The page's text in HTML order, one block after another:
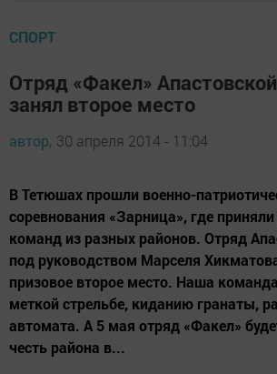
СПОРТ
Отряд «Факел»
занял второе место
автор, 30 апреля 2014 - 11:04
В Тетюшах прошли военно-
соревнования «Зарница», где приняли
команд из разных районов. Отряд
под руководством Марселя
призовое второе место. Наша
меткой стрельбе, киданию гранаты,
автомата. А 5 мая отряд «Факел»
честь района в...